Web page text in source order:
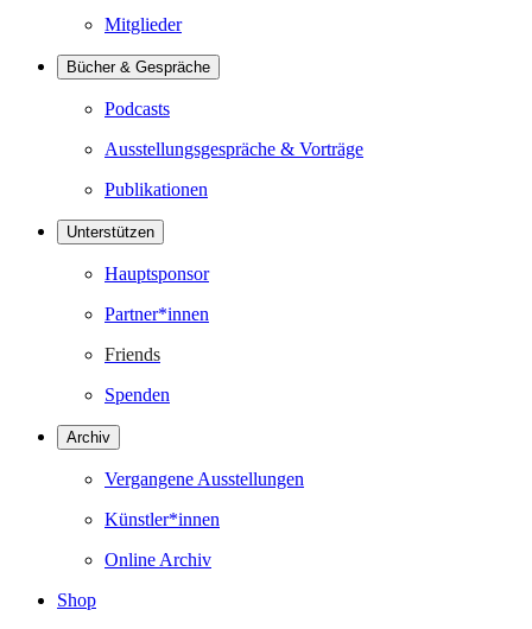
Mitglieder
Bücher & Gespräche
Podcasts
Ausstellungsgespräche & Vorträge
Publikationen
Unterstützen
Hauptsponsor
Partner*innen
Friends
Spenden
Archiv
Vergangene Ausstellungen
Künstler*innen
Online Archiv
Shop